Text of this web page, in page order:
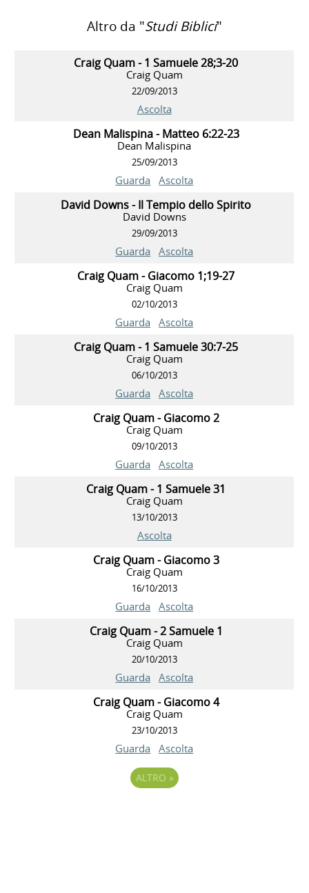
Altro da "Studi Biblici"
Craig Quam - 1 Samuele 28;3-20
Craig Quam
22/09/2013
Ascolta
Dean Malispina - Matteo 6:22-23
Dean Malispina
25/09/2013
Guarda Ascolta
David Downs - Il Tempio dello Spirito
David Downs
29/09/2013
Guarda Ascolta
Craig Quam - Giacomo 1;19-27
Craig Quam
02/10/2013
Guarda Ascolta
Craig Quam - 1 Samuele 30:7-25
Craig Quam
06/10/2013
Guarda Ascolta
Craig Quam - Giacomo 2
Craig Quam
09/10/2013
Guarda Ascolta
Craig Quam - 1 Samuele 31
Craig Quam
13/10/2013
Ascolta
Craig Quam - Giacomo 3
Craig Quam
16/10/2013
Guarda Ascolta
Craig Quam - 2 Samuele 1
Craig Quam
20/10/2013
Guarda Ascolta
Craig Quam - Giacomo 4
Craig Quam
23/10/2013
Guarda Ascolta
ALTRO »